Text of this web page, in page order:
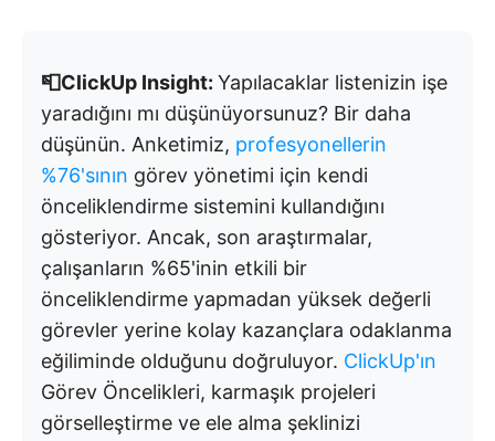
📮ClickUp Insight: Yapılacaklar listenizin işe
yaradığını mı düşünüyorsunuz? Bir daha
düşünün. Anketimiz, profesyonellerin
%76'sının görev yönetimi için kendi
önceliklendirme sistemini kullandığını
gösteriyor. Ancak, son araştırmalar,
çalışanların %65'inin etkili bir
önceliklendirme yapmadan yüksek değerli
görevler yerine kolay kazançlara odaklanma
eğiliminde olduğunu doğruluyor. ClickUp'ın
Görev Öncelikleri, karmaşık projeleri
görselleştirme ve ele alma şeklinizi